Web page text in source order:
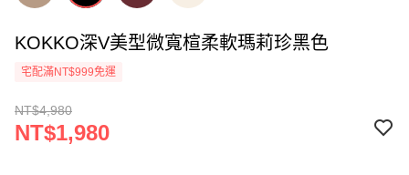
KOKKO深V美型微寬楦柔軟瑪莉珍黑色
宅配滿NT$999免運
NT$4,980
NT$1,980